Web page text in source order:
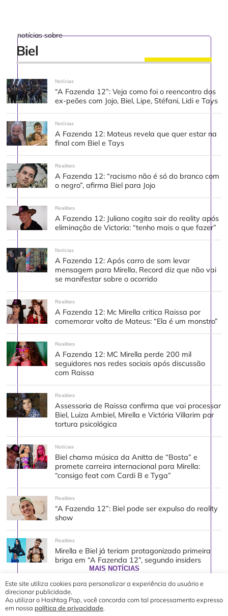
notícias sobre
Biel
Notícias
“A Fazenda 12”: Veja como foi o reencontro dos
ex-peões com Jojo, Biel, Lipe, Stéfani, Lidi e Tays
Notícias
A Fazenda 12: Mateus revela que quer estar na
final com Biel e Tays
Realities
A Fazenda 12: “racismo não é só do branco com
o negro”, afirma Biel para Jojo
Realities
A Fazenda 12: Juliano cogita sair do reality após
eliminação de Victoria: “tenho mais o que fazer”
Notícias
A Fazenda 12: Após carro de som levar
mensagem para Mirella, Record diz que não vai
se manifestar sobre o ocorrido
Realities
A Fazenda 12: Mc Mirella critica Raissa por
comemorar volta de Mateus: “Ela é um monstro”
Realities
A Fazenda 12: MC Mirella perde 200 mil
seguidores nas redes sociais após discussão
com Raissa
Realities
Assessoria de Raissa confirma que vai processar
Biel, Luiza Ambiel, Mirella e Victória Villarim por
tortura psicológica
Notícias
Biel chama música da Anitta de “Bosta” e
promete carreira internacional para Mirella:
“consigo feat com Cardi B e Tyga”
Realities
“A Fazenda 12”: Biel pode ser expulso do reality
show
Realities
Mirella e Biel já teriam protagonizado primeira
briga em “A Fazenda 12”, segundo insiders
MAIS NOTÍCIAS
Este site utiliza cookies para personalizar a experiência do usuário e
direcionar publicidade.
Ao utilizar o Hashtag Pop, você concorda com tal processamento expresso
em nossa política de privacidade